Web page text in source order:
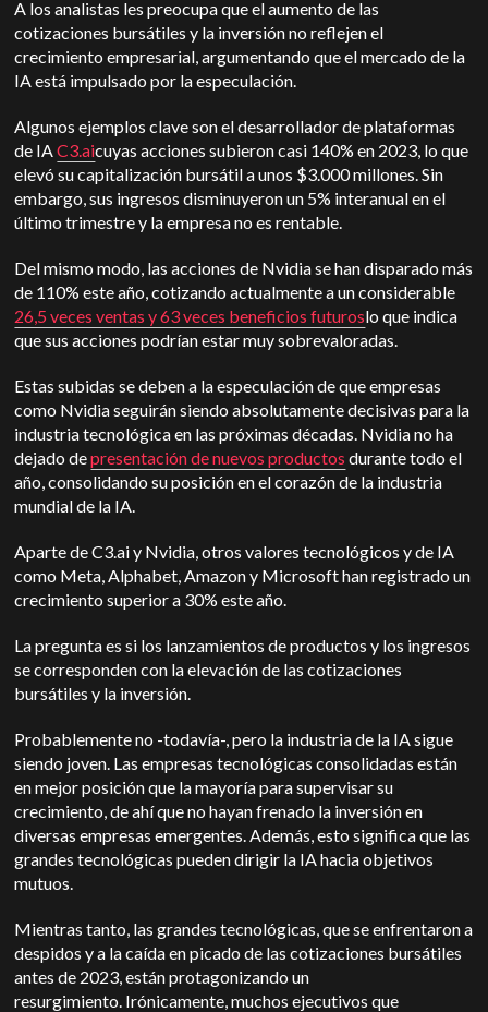
A los analistas les preocupa que el aumento de las
cotizaciones bursátiles y la inversión no reflejen el
crecimiento empresarial, argumentando que el mercado de la
IA está impulsado por la especulación.
Algunos ejemplos clave son el desarrollador de plataformas
de IAC3.aicuyas acciones subieron casi 140% en 2023, lo que
elevó su capitalización bursátil a unos $3.000 millones. Sin
embargo, sus ingresos disminuyeron un 5% interanual en el
último trimestre y la empresa no es rentable.
Del mismo modo, las acciones de Nvidia se han disparado más
de 110% este año, cotizando actualmente a un considerable
26,5 veces ventas y 63 veces beneficios futuroslo que indica
que sus acciones podrían estar muy sobrevaloradas.
Estas subidas se deben a la especulación de que empresas
como Nvidia seguirán siendo absolutamente decisivas para la
industria tecnológica en las próximas décadas. Nvidia no ha
dejado depresentación de nuevos productos durante todo el
año, consolidando su posición en el corazón de la industria
mundial de la IA.
Aparte de C3.ai y Nvidia, otros valores tecnológicos y de IA
como Meta, Alphabet, Amazon y Microsoft han registrado un
crecimiento superior a 30% este año.
La pregunta es si los lanzamientos de productos y los ingresos
se corresponden con la elevación de las cotizaciones
bursátiles y la inversión.
Probablemente no -todavía-, pero la industria de la IA sigue
siendo joven. Las empresas tecnológicas consolidadas están
en mejor posición que la mayoría para supervisar su
crecimiento, de ahí que no hayan frenado la inversión en
diversas empresas emergentes. Además, esto significa que las
grandes tecnológicas pueden dirigir la IA hacia objetivos
mutuos.
Mientras tanto, las grandes tecnológicas, que se enfrentaron a
despidos y a la caída en picado de las cotizaciones bursátiles
antes de 2023, están protagonizando un
resurgimiento. Irónicamente, muchos ejecutivos que